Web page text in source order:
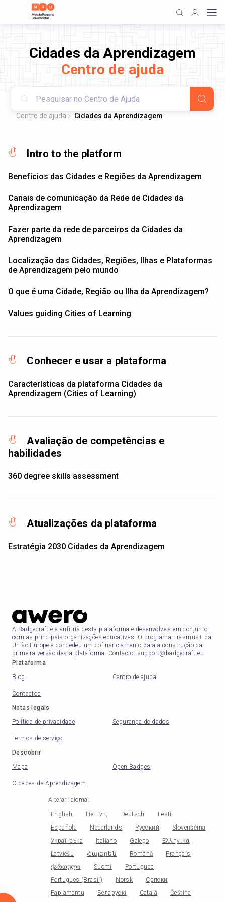
Cidades da Aprendizagem
Centro de ajuda
Centro de ajuda Cidades da Aprendizagem
Intro to the platform
Benefícios das Cidades e Regiões da Aprendizagem
Canais de comunicação da Rede de Cidades da
Aprendizagem
Fazer parte da rede de parceiros da Cidades da
Aprendizagem
Localização das Cidades, Regiões, Ilhas e Plataformas
de Aprendizagem pelo mundo
O que é uma Cidade, Região ou Ilha da Aprendizagem?
Values guiding Cities of Learning
Conhecer e usar a plataforma
Características da plataforma Cidades da
Aprendizagem (Cities of Learning)
Avaliação de competências e
habilidades
360 degree skills assessment
Atualizações da plataforma
Estratégia 2030 Cidades da Aprendizagem
A Badgecraft é a anfitriã desta plataforma e desenvolve-a em conjunto
com as principais organizações educativas. O programa Erasmus+ da
União Europeia concedeu um cofinanciamento para a construção da
primeira versão desta plataforma. Contacto: support@badgecraft.eu.
Plataforma
Blog
Centro de ajuda
Contactos
Notas legais
Política de privacidade
Segurança de dados
Termos de serviço
Descobrir
Mapa
Open Badges
Cidades da Aprendizagem
Alterar idioma :
English Lietuvių Deutsch
Eesti
Española
Nederlands Русский
Slovenščina
Українська
Italiano Galego
Ελληνικά
Latviešu
Հայերեն Română
Français
ქართული
Suomi
Portugues
Portugues (Brasil)
Norsk
Српски
Papiamentu
Беларускі Català Čeština